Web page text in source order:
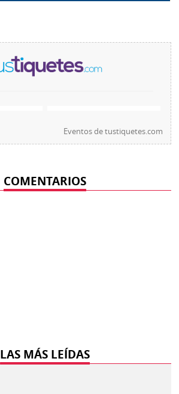
Eventos detustiquetes.com
COMENTARIOS
LAS MÁS LEÍDAS